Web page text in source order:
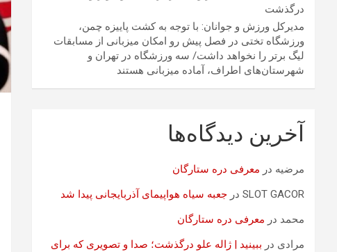
درگذشت
مدیرکل ورزش و جوانان: با توجه به کشت پاییزه چمن،
ورزشگاه تختی در فصل پیش رو امکان میزبانی از مسابقات
لیگ برتر را نخواهد داشت/ سه ورزشگاه در تهران و
شهرستان‌های اطراف، آماده میزبانی هستند
آخرین دیدگاه‌ها
مرضیه در معرفی دره ستارگان
SLOT GACOR در جعبه سیاه هواپیمای آذربایجانی پیدا شد
محمد در معرفی دره ستارگان
مرادی در ببینید | ژاله علو درگذشت؛ صدا و تصویری که برای